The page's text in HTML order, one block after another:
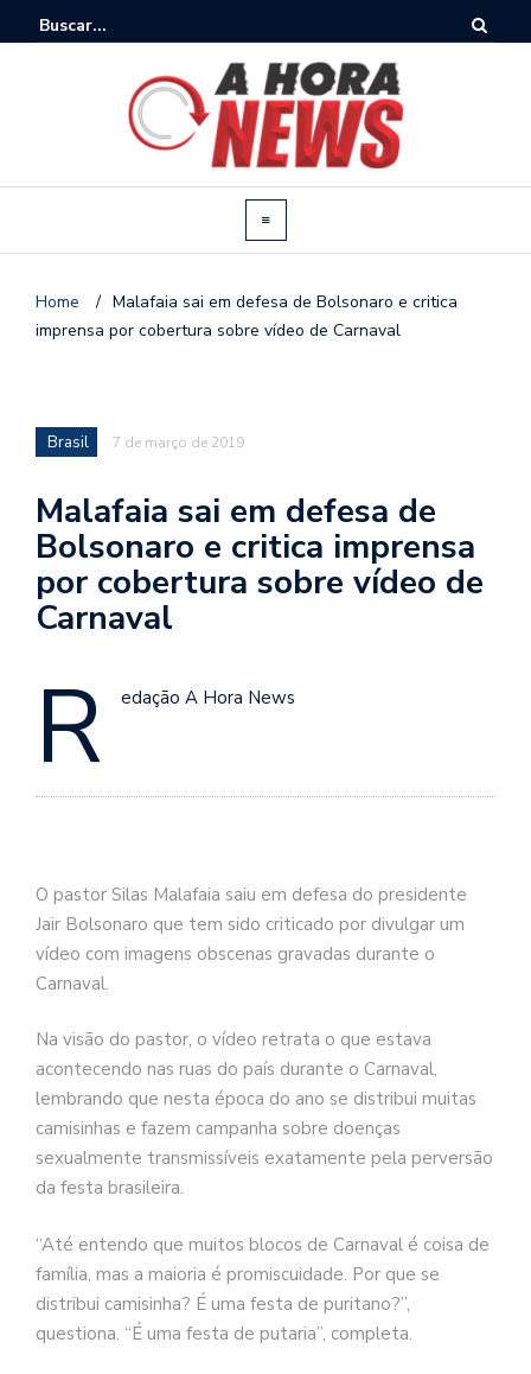
Home / Malafaia sai em defesa de Bolsonaro e critica
imprensa por cobertura sobre vídeo de Carnaval
Brasil 7 de março de 2019
Malafaia sai em defesa de
Bolsonaro e critica imprensa
por cobertura sobre vídeo de
Carnaval
R edação A Hora News
O pastor Silas Malafaia saiu em defesa do presidente
Jair Bolsonaro que tem sido criticado por divulgar um
vídeo com imagens obscenas gravadas durante o
Carnaval.
Na visão do pastor, o vídeo retrata o que estava
acontecendo nas ruas do país durante o Carnaval,
lembrando que nesta época do ano se distribui muitas
camisinhas e fazem campanha sobre doenças
sexualmente transmissíveis exatamente pela perversão
da festa brasileira.
“Até entendo que muitos blocos de Carnaval é coisa de
família, mas a maioria é promiscuidade. Por que se
distribui camisinha? É uma festa de puritano?”,
questiona. “É uma festa de putaria”, completa.